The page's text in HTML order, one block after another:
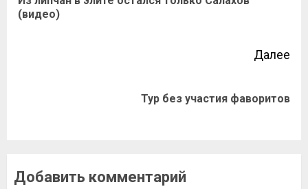
(видео)
Далее
Тур без участия фаворитов
Добавить комментарий